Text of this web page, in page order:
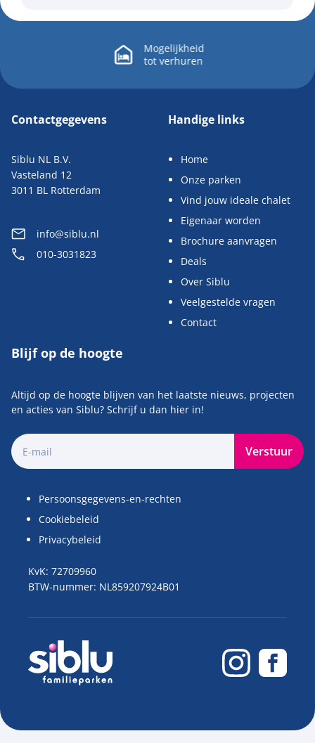
Mogelijkheid
totverhuren
Contactgegevens
Siblu NL B.V.
Vasteland 12
3011 BL Rotterdam
info@siblu.nl
010-3031823
Handige links
Home
Onze parken
Vind jouw ideale chalet
Eigenaar worden
Brochure aanvragen
Deals
Over Siblu
Veelgestelde vragen
Contact
Blijf op de hoogte
Altijd op de hoogte blijven van het laatste nieuws, projecten
en acties van Siblu? Schrijf u dan hier in!
Verstuur
KvK: 72709960
BTW-nummer: NL859207924B01
Persoonsgegevens-en-rechten
Cookiebeleid
Privacybeleid